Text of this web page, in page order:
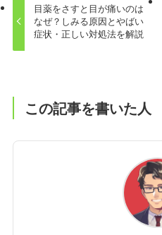
目薬をさすと目が痛いのは
なぜ？しみる原因とやばい
症状・正しい対処法を解説
この記事を書いた人